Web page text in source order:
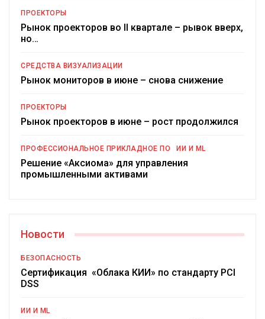
ПРОЕКТОРЫ
Рынок проекторов во II квартале – рывок вверх,
но…
СРЕДСТВА ВИЗУАЛИЗАЦИИ
Рынок мониторов в июне – снова снижение
ПРОЕКТОРЫ
Рынок проекторов в июне – рост продолжился
ПРОФЕССИОНАЛЬНОЕ ПРИКЛАДНОЕ ПО ИИ И ML
Решение «Аксиома» для управления
промышленными активами
Новости
БЕЗОПАСНОСТЬ
Сертификация «Облака КИИ» по стандарту PCI
DSS
ИИ И ML